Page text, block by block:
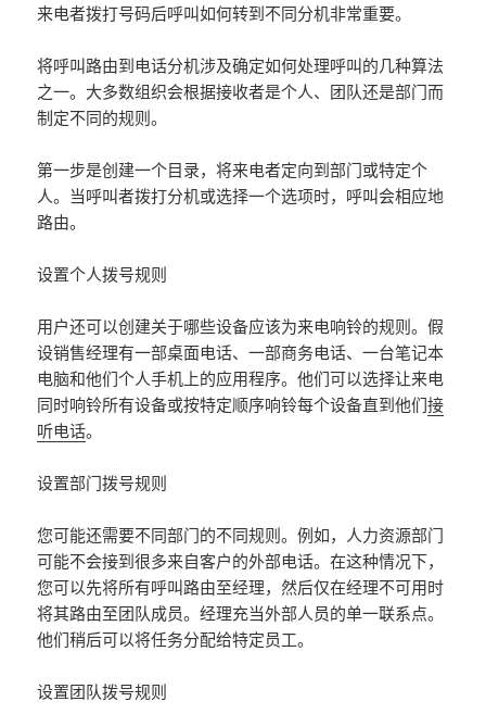
来电者拨打号码后呼叫如何转到不同分机非常重要。
将呼叫路由到电话分机涉及确定如何处理呼叫的几种算法
之一。大多数组织会根据接收者是个人、团队还是部门而
制定不同的规则。
第一步是创建一个目录，将来电者定向到部门或特定个
人。当呼叫者拨打分机或选择一个选项时，呼叫会相应地
路由。
设置个人拨号规则
用户还可以创建关于哪些设备应该为来电响铃的规则。假
设销售经理有一部桌面电话、一部商务电话、一台笔记本
电脑和他们个人手机上的应用程序。他们可以选择让来电
同时响铃所有设备或按特定顺序响铃每个设备直到他们接
听电话。
设置部门拨号规则
您可能还需要不同部门的不同规则。例如，人力资源部门
可能不会接到很多来自客户的外部电话。在这种情况下，
您可以先将所有呼叫路由至经理，然后仅在经理不可用时
将其路由至团队成员。经理充当外部人员的单一联系点。
他们稍后可以将任务分配给特定员工。
设置团队拨号规则